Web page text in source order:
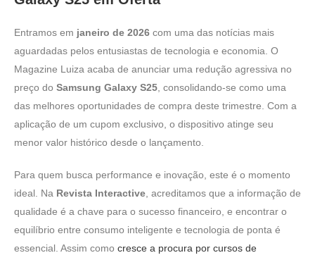
Entramos em janeiro de 2026 com uma das notícias mais
aguardadas pelos entusiastas de tecnologia e economia. O
Magazine Luiza acaba de anunciar uma redução agressiva no
preço do Samsung Galaxy S25 , consolidando-se como uma
das melhores oportunidades de compra deste trimestre. Com a
aplicação de um cupom exclusivo, o dispositivo atinge seu
menor valor histórico desde o lançamento.
Para quem busca performance e inovação, este é o momento
ideal. Na Revista Interactive , acreditamos que a informação de
qualidade é a chave para o sucesso financeiro, e encontrar o
equilíbrio entre consumo inteligente e tecnologia de ponta é
essencial. Assim como cresce a procura por cursos de